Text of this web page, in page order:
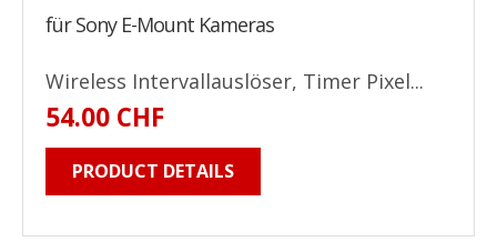
für Sony E-Mount Kameras
Wireless Intervallauslöser, Timer Pixel...
54.00 CHF
PRODUCT DETAILS